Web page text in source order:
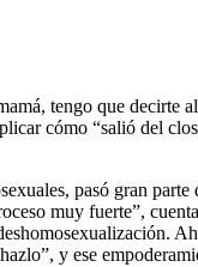
tengo que
cómo “salió del
pasó gran
muy fuerte”,
y ese